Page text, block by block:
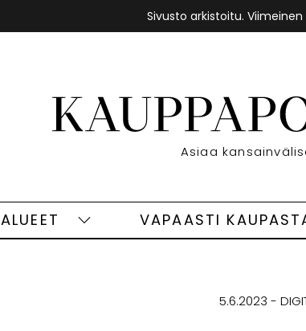
Sivusto arkistoitu.
Asiaa
ALUEET
Alueet
VAPAASTI
5.6.2023